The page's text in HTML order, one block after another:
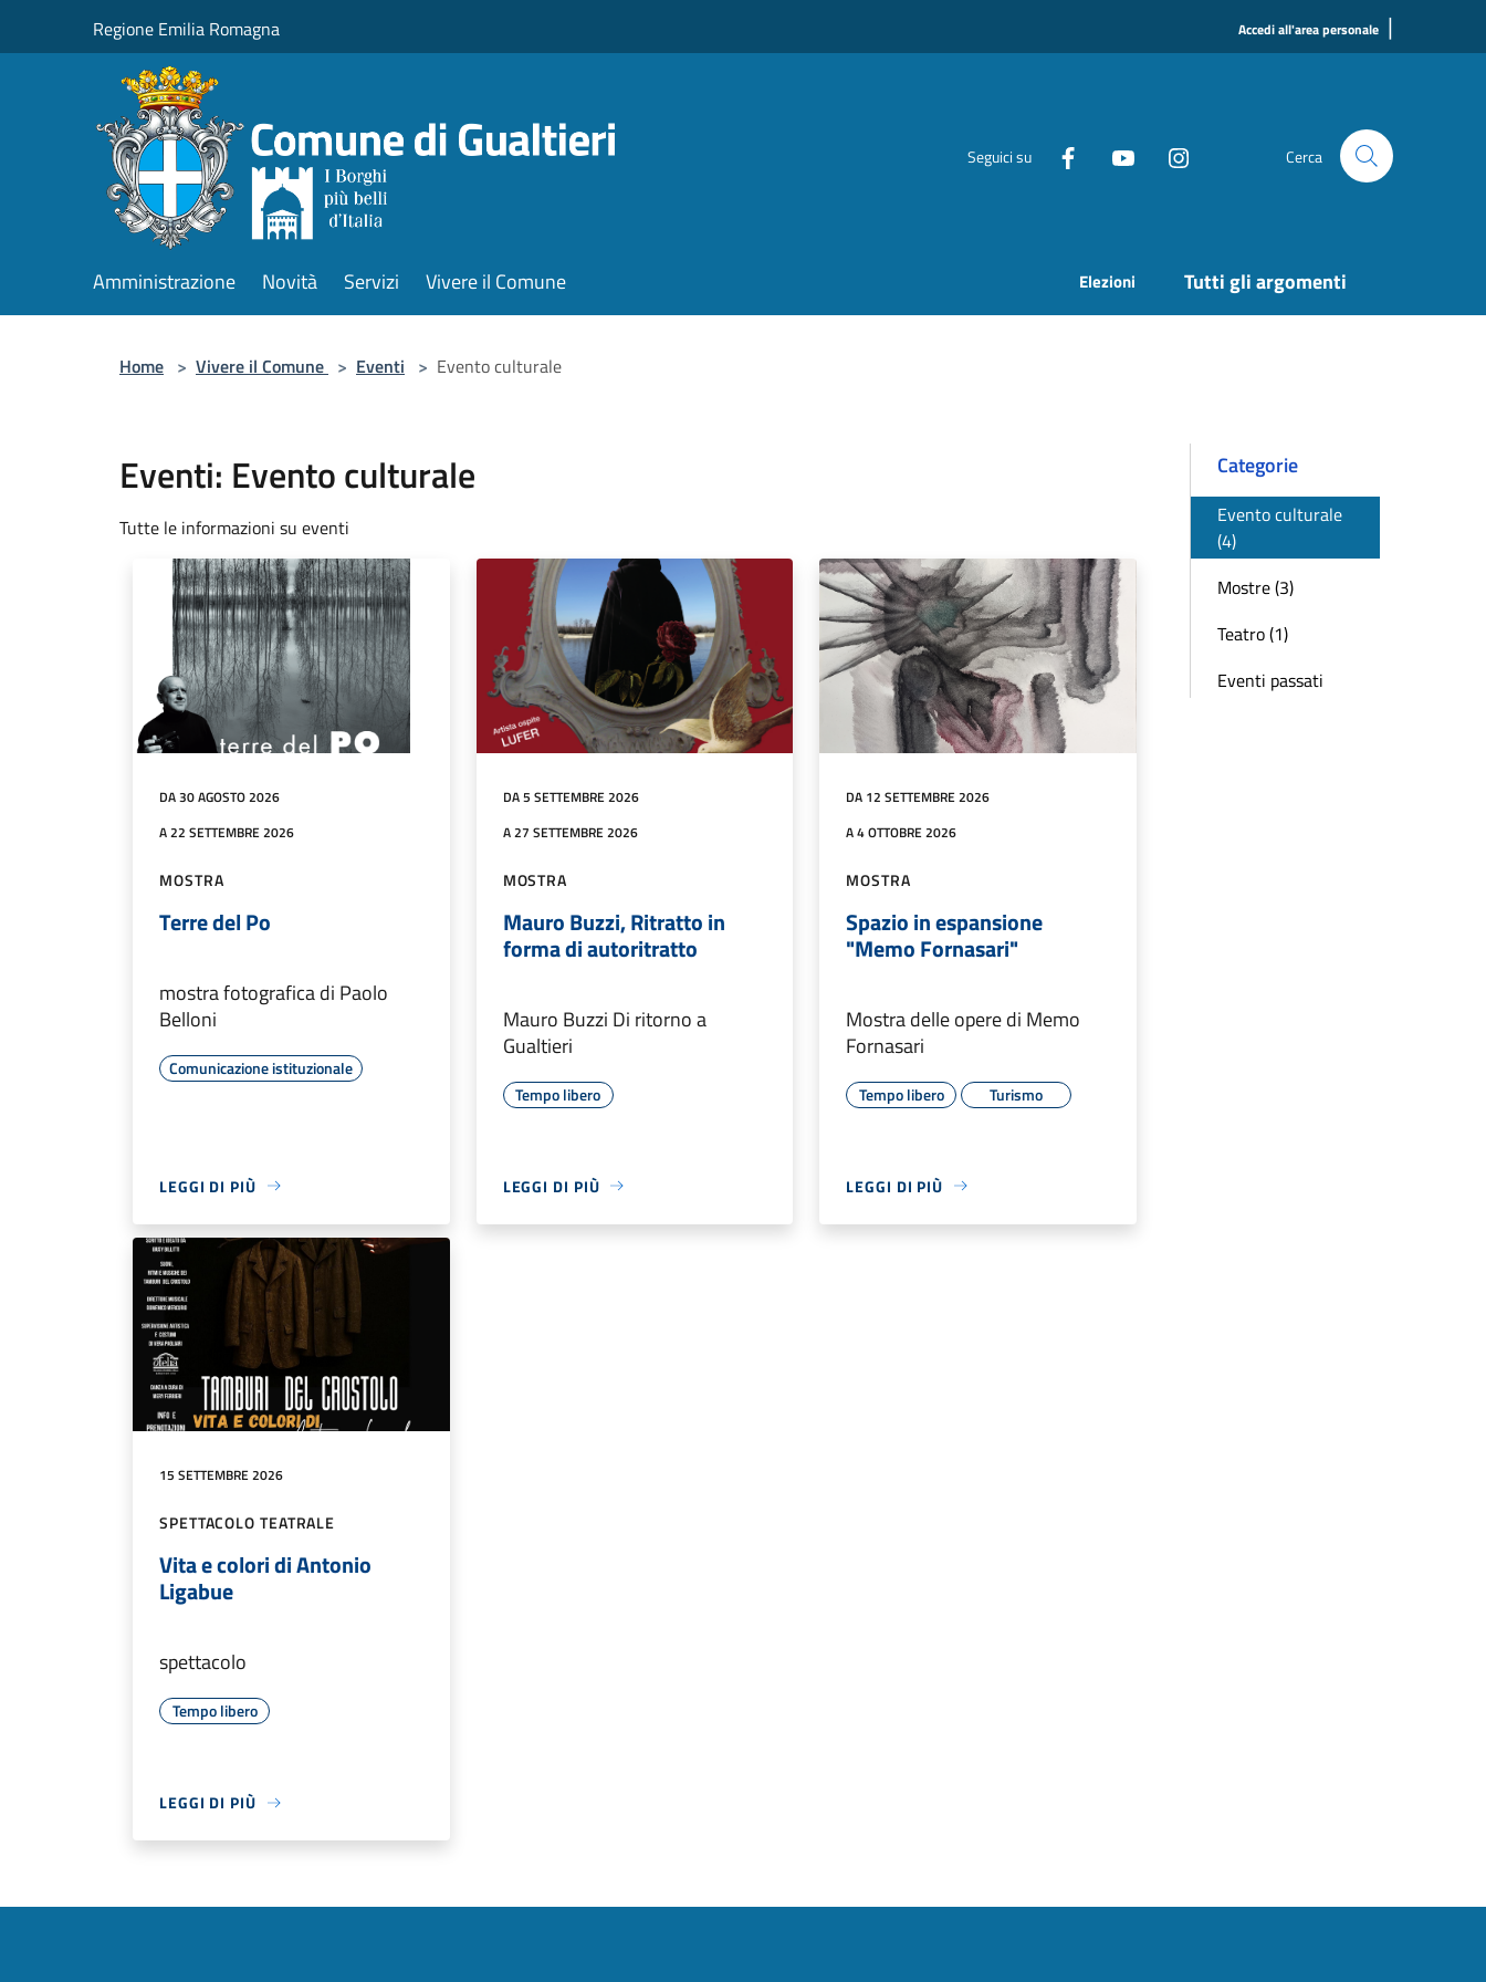
Regione Emilia Romagna Accedi all'area personale |
Seguici su Cerca
Amministrazione Novità Servizi Vivere il Comune Elezioni Tutti gli argomenti
Home > Vivere il Comune > Eventi > Evento culturale
Eventi: Evento culturale
Tutte le informazioni su eventi
DA 30 AGOSTO 2026
A 22 SETTEMBRE 2026
MOSTRA
Terre del Po
mostra fotografica di Paolo
Belloni
Comunicazione istituzionale
LEGGI DI PIÙ
DA 5 SETTEMBRE 2026
A 27 SETTEMBRE 2026
MOSTRA
Mauro Buzzi, Ritratto in
forma di autoritratto
Mauro Buzzi Di ritorno a
Gualtieri
Tempo libero
LEGGI DI PIÙ
DA 12 SETTEMBRE 2026
A 4 OTTOBRE 2026
MOSTRA
Spazio in espansione
"Memo Fornasari"
Mostra delle opere di Memo
Fornasari
Tempo libero Turismo
LEGGI DI PIÙ
15 SETTEMBRE 2026
SPETTACOLO TEATRALE
Vita e colori di Antonio
Ligabue
spettacolo
Tempo libero
LEGGI DI PIÙ
Categorie
Evento culturale
(4)
Mostre (3)
Teatro (1)
Eventi passati